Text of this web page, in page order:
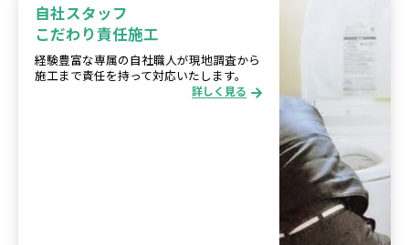
自社スタッフ
こだわり責任施工
経験豊富な専属の自社職人が現地調査から
施工まで責任を持って対応いたします。
詳しく見る